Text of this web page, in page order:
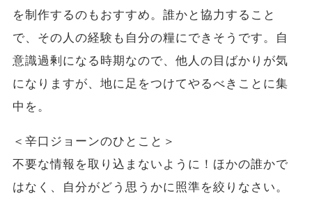
を制作するのもおすすめ。誰かと協力すること
で、その人の経験も自分の糧にできそうです。自
意識過剰になる時期なので、他人の目ばかりが気
になりますが、地に足をつけてやるべきことに集
中を。
＜辛口ジョーンのひとこと＞
不要な情報を取り込まないように！ほかの誰かで
はなく、自分がどう思うかに照準を絞りなさい。